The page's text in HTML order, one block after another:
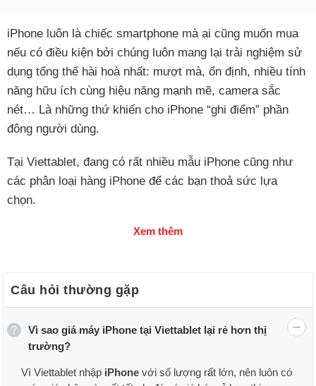
iPhone luôn là chiếc smartphone mà ai cũng muốn mua
nếu có điều kiện bởi chúng luôn mang lại trải nghiệm sử
dụng tổng thể hài hoà nhất: mượt mà, ổn định, nhiều tính
năng hữu ích cùng hiệu năng mạnh mẽ, camera sắc
nét… Là những thứ khiến cho iPhone “ghi điểm” phần
đông người dùng.
Tại Viettablet, đang có rất nhiều mẫu iPhone cũng như
các phân loại hàng iPhone để các bạn thoả sức lựa
chọn.
Xem thêm
Câu hỏi thường gặp
Vì sao giá máy iPhone tại Viettablet lại rẻ hơn thị
trường?
Vì Viettablet nhập iPhonevới số lượng rất lớn, nên luôn có